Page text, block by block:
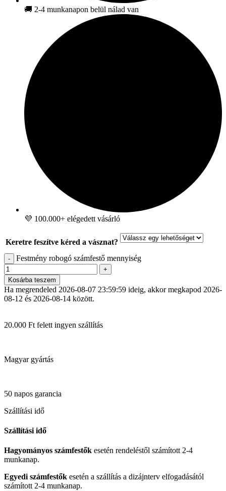
🚚 2-4 munkanapon belül nálad van
💜 100.000+ elégedett vásárló
Keretre feszítve kéred a vásznat?
- Festmény robogó számfestő mennyiség
+
Kosárba teszem
Ha megrendeled 2026-08-07 23:59:59 ideig, akkor megkapod 2026-
08-12 és 2026-08-14 között.
20.000 Ft felett ingyen szállítás
Magyar gyártás
50 napos garancia
Szállítási idő
Szállítási idő
Hagyományos számfestők esetén rendeléstől számított 2-4
munkanap.
Egyedi számfestők esetén a szállítás a dizájnterv elfogadásától
számított 2-4 munkanap.